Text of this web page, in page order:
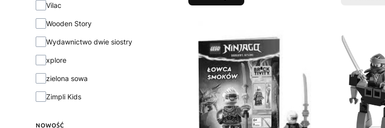
Vilac
Wooden Story
Wydawnictwo dwie siostry
xplore
zielona sowa
Zimpli Kids
NOWOŚĆ